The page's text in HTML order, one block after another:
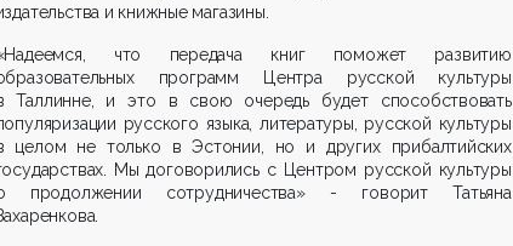
и книжные магазины.
что передача книг поможет развитию
программ Центра русской культуры
Таллинне, и это в свою очередь будет способствовать
русского языка, литературы, русской культуры
целом не только в Эстонии, но и других прибалтийских
Мы договорились с Центром русской культуры
продолжении сотрудничества» - говорит Татьяна